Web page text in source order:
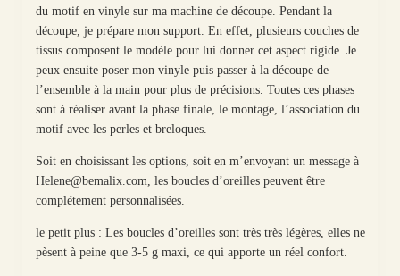
du motif en vinyle sur ma machine de découpe. Pendant la
découpe, je prépare mon support. En effet, plusieurs couches de
tissus composent le modèle pour lui donner cet aspect rigide. Je
peux ensuite poser mon vinyle puis passer à la découpe de
l’ensemble à la main pour plus de précisions. Toutes ces phases
sont à réaliser avant la phase finale, le montage, l’association du
motif avec les perles et breloques.
Soit en choisissant les options, soit en m’envoyant un message à
Helene@bemalix.com, les boucles d’oreilles peuvent être
complétement personnalisées.
le petit plus : Les boucles d’oreilles sont très très légères, elles ne
pèsent à peine que 3-5 g maxi, ce qui apporte un réel confort.